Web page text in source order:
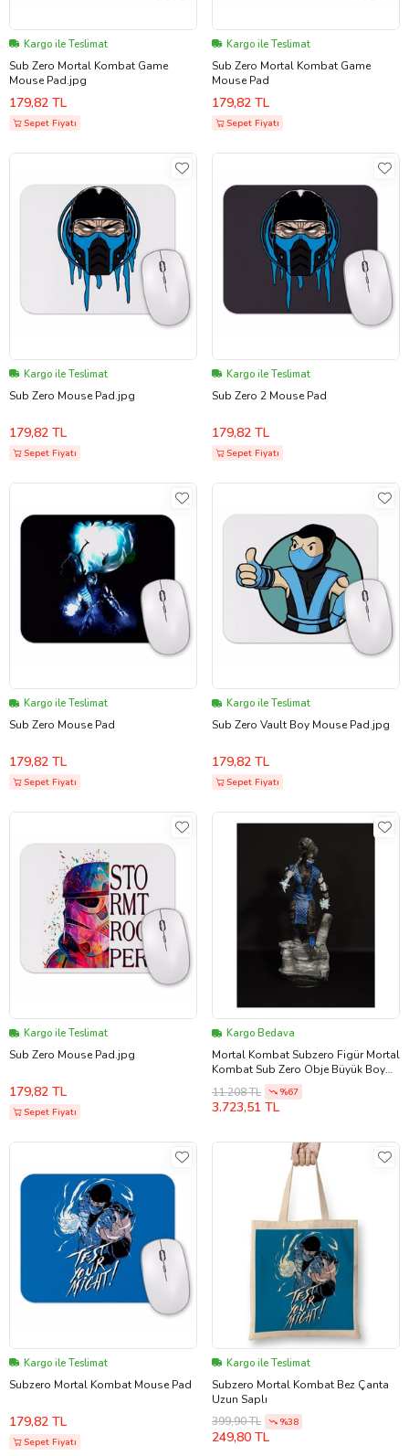
Kargo ile Teslimat
Sub Zero Mortal Kombat Game
Mouse Pad.jpg
179,82 TL
Sepet Fiyatı
Kargo ile Teslimat
Sub Zero Mortal Kombat Game
Mouse Pad
179,82 TL
Sepet Fiyatı
Kargo ile Teslimat
Sub Zero Mouse Pad.jpg
179,82 TL
Sepet Fiyatı
Kargo ile Teslimat
Sub Zero 2 Mouse Pad
179,82 TL
Sepet Fiyatı
Kargo ile Teslimat
Sub Zero Mouse Pad
179,82 TL
Sepet Fiyatı
Kargo ile Teslimat
Sub Zero Vault Boy Mouse Pad.jpg
179,82 TL
Sepet Fiyatı
Kargo ile Teslimat
Sub Zero Mouse Pad.jpg
179,82 TL
Sepet Fiyatı
Kargo Bedava
Mortal Kombat Subzero Figür Mortal
Kombat Sub Zero Obje Büyük Boy
11.208 TL %67
3.723,51 TL
Kargo ile Teslimat
Subzero Mortal Kombat Mouse Pad
179,82 TL
Sepet Fiyatı
Kargo ile Teslimat
Subzero Mortal Kombat Bez Çanta
Uzun Saplı
399,90 TL
%38
249,80 TL